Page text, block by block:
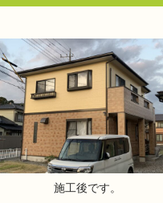
施工後です。